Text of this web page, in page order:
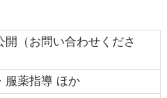
開（お問い合わせくださ
服薬指導 ほか